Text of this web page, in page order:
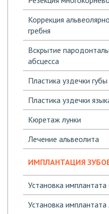
Коррекция
гребня
Вскрытие
абсцесса
Пластика уздечки губы
Пластика уздечки
Кюретаж лунки
Лечение альвеолита
ИМПЛАНТАЦИЯ
Установка имплантата
Установка имплантата